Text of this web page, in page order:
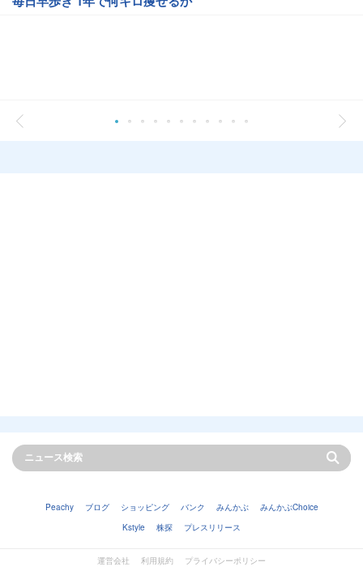
Peachy ブログ ショッピング バンク みんかぶ
みんかぶChoice
Kstyle
株探 プレスリリース
運営会社 利用規約
プライバシーポリシー